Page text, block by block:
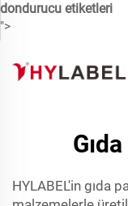
dondurucu etiketleri
">
HYLABEL'in gıda